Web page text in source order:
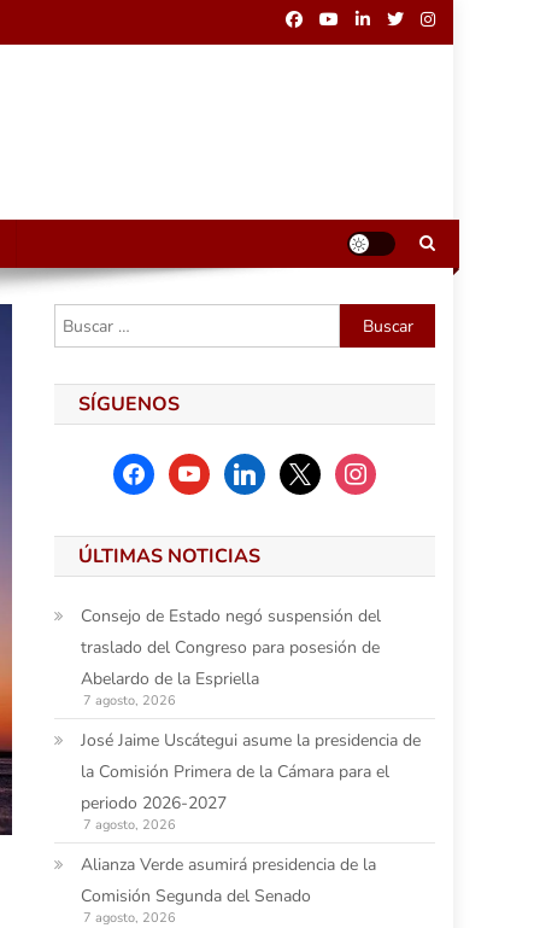
Buscar:
SÍGUENOS
facebookyoutubelinkedinx instagram
ÚLTIMAS NOTICIAS
Consejo de Estado negó suspensión del
traslado del Congreso para posesión de
Abelardo de la Espriella
7 agosto, 2026
José Jaime Uscátegui asume la presidencia de
la Comisión Primera de la Cámara para el
periodo 2026-2027
7 agosto, 2026
Alianza Verde asumirá presidencia de la
Comisión Segunda del Senado
7 agosto, 2026